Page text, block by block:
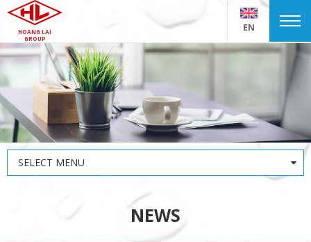
HOANG LAI
GROUP
EN
SELECT MENU
NEWS